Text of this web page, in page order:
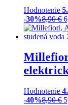
Hodnotenie
-30%8,90€
Hodnotenie
-40%8,90€